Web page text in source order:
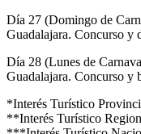
Día 27 (Domingo de
Guadalajara. Concurso y
Día 28 (Lunes de
Guadalajara. Concurso y
*Interés Turístico
**Interés Turístico